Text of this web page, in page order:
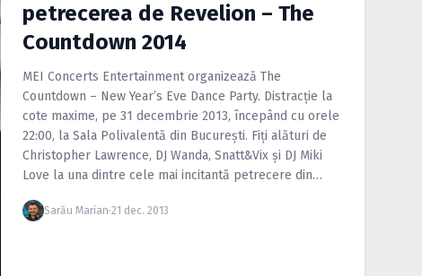
petrecerea de Revelion – The
Countdown 2014
MEI Concerts Entertainment organizează The
Countdown – New Year’s Eve Dance Party. Distracţie la
cote maxime, pe 31 decembrie 2013, începând cu orele
22:00, la Sala Polivalentă din Bucureşti. Fiţi alături de
Christopher Lawrence, DJ Wanda, Snatt&Vix şi DJ Miki
Love la una dintre cele mai incitantă petrecere din
Sarău Marian·21 dec. 2013